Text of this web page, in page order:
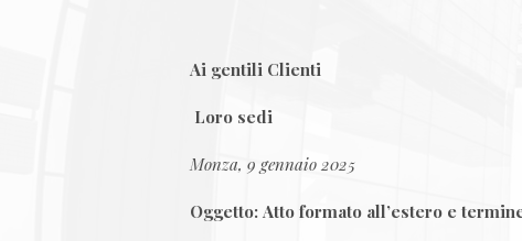
Ai gentili Clienti
Loro sedi
Monza, 9 gennaio 2025
Oggetto: Atto formato all’estero e